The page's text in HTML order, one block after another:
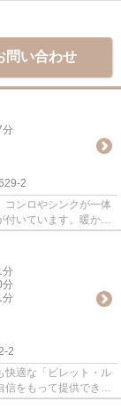
問い合わせ
分
2
コンロやシンクが一体
付いています。暖かさ
分
分
分
2
快適な「ビレット・ル
信をもって提供できる